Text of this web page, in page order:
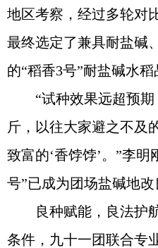
地区考察，经过多轮对
最终选定了兼具耐盐碱
的“稻香3号”耐盐碱水稻
“试种效果远超预
斤，以往大家避之不及
致富的‘香饽饽’。”李
号”已成为团场盐碱地改
良种赋能，良法护
条件，九十一团联合专